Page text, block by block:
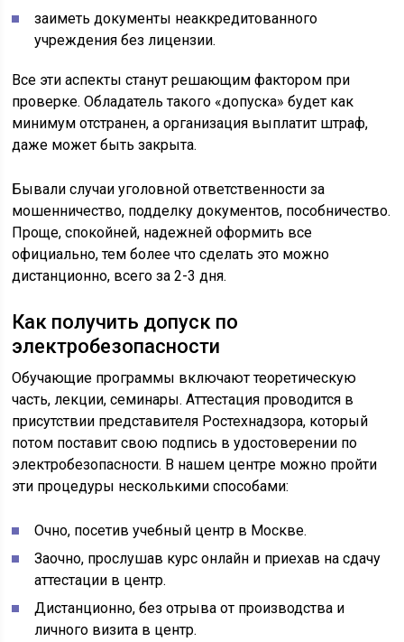
заиметь документы неаккредитованного
учреждения без лицензии.
Все эти аспекты станут решающим фактором при
проверке. Обладатель такого «допуска» будет как
минимум отстранен, а организация выплатит штраф,
даже может быть закрыта.
Бывали случаи уголовной ответственности за
мошенничество, подделку документов, пособничество.
Проще, спокойней, надежней оформить все
официально, тем более что сделать это можно
дистанционно, всего за 2-3 дня.
Как получить допуск по
электробезопасности
Обучающие программы включают теоретическую
часть, лекции, семинары. Аттестация проводится в
присутствии представителя Ростехнадзора, который
потом поставит свою подпись в удостоверении по
электробезопасности. В нашем центре можно пройти
эти процедуры несколькими способами:
Очно, посетив учебный центр в Москве.
Заочно, прослушав курс онлайн и приехав на сдачу
аттестации в центр.
Дистанционно, без отрыва от производства и
личного визита в центр.